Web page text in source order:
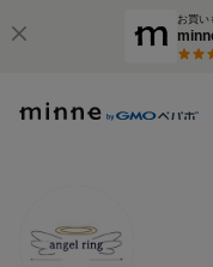
お買い